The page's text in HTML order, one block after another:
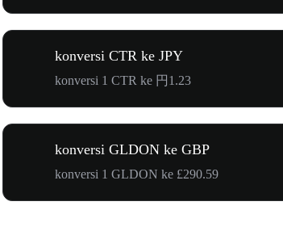
konversi CTR ke JPY
konversi 1 CTR ke 円1.23
konversi GLDON ke GBP
konversi 1 GLDON ke £290.59